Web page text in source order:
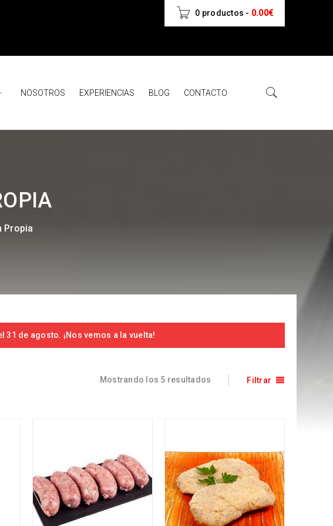
0 productos - 0.00€
NOSOTROS EXPERIENCIAS BLOG CONTACTO
Propia
de agosto. ¡Nos vemos a la vuelta!
Filtrar
Mostrando los 5 resultados